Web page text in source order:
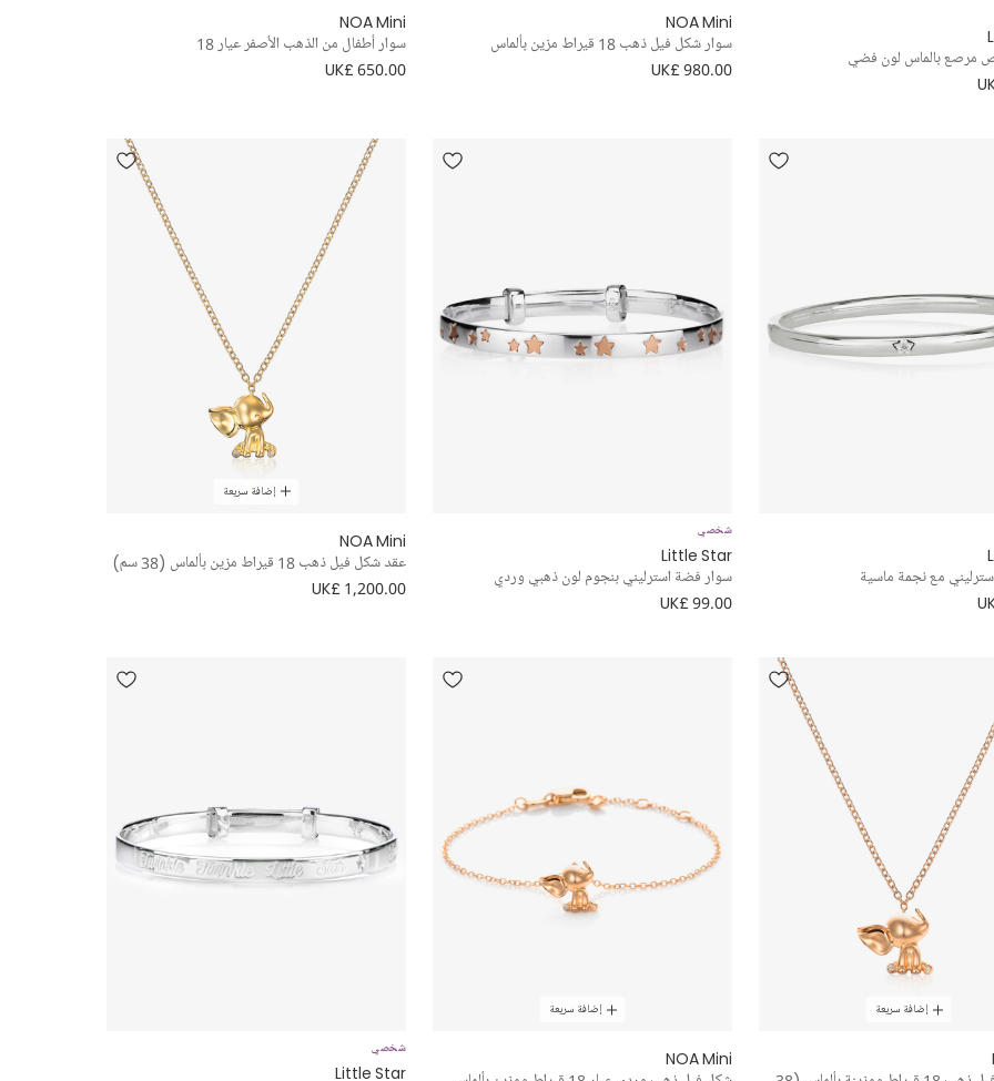
مرصع بالماس لون فضي
NOA Mini
سوار شكل فيل ذهب 18 قيراط مزين بألماس
UK£ 980.00
NOA Mini
سوار أطفال من الذهب الأصفر عيار 18
UK£ 650.00
مع نجمة ماسية
شخصي
Little Star
سوار فضة استرليني بنجوم لون ذهبي وردي
UK£ 99.00
إضافة سريعة
NOA Mini
عقد شكل فيل ذهب 18 قيراط مزين بألماس (38 سم)
UK£ 1,200.00
إضافة سريعة إضافة سريعة
NOA Mini
شخصي
Little Star